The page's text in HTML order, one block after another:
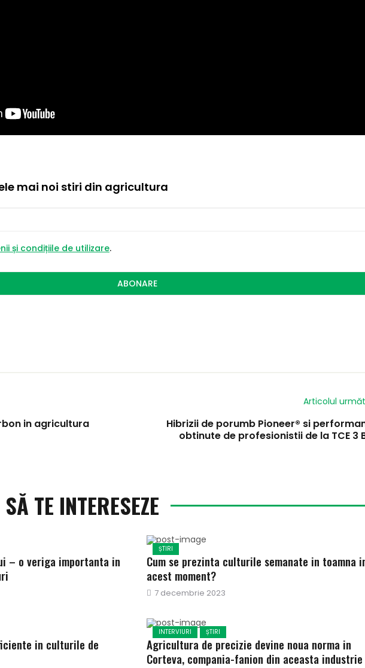
mai noi stiri din agricultura
și condițiile de utilizare.
ABONARE
in agricultura
Articolul
Hibrizii de porumb Pioneer® si
obtinute de profesionistii de la TCE 3
TE INTERESEZE
– o veriga importanta in
ȘTIRI
Cum se prezinta culturile semanate in toamna
acest moment?
Publicat
7 decembrie 2023
in culturile de
INTERVIURI ȘTIRI
Agricultura de precizie devine noua norma in
Corteva, compania-fanion din aceasta industrie